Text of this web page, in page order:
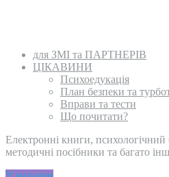
для ЗМІ та ПАРТНЕРІВ
ЦІКАВИНИ
Психоедукація
План безпеки та
Вправи та тести
Що почитати?
Електронні книги,
методичні посібники та багато